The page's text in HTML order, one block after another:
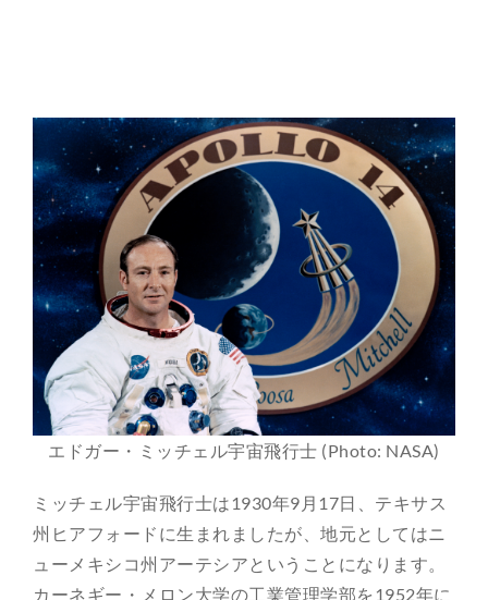
エドガー・ミッチェル宇宙飛行士 (Photo: NASA)
ミッチェル宇宙飛行士は1930年9月17日、テキサス
州ヒアフォードに生まれましたが、地元としてはニ
ューメキシコ州アーテシアということになります。
カーネギー・メロン大学の工業管理学部を1952年に